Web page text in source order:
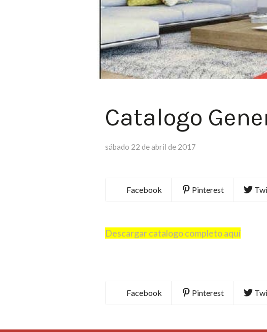
Catalogo
sábado 22 de abril de 2017
Facebook Pinterest
Descargar catalogo completo aquí
Facebook Pinterest